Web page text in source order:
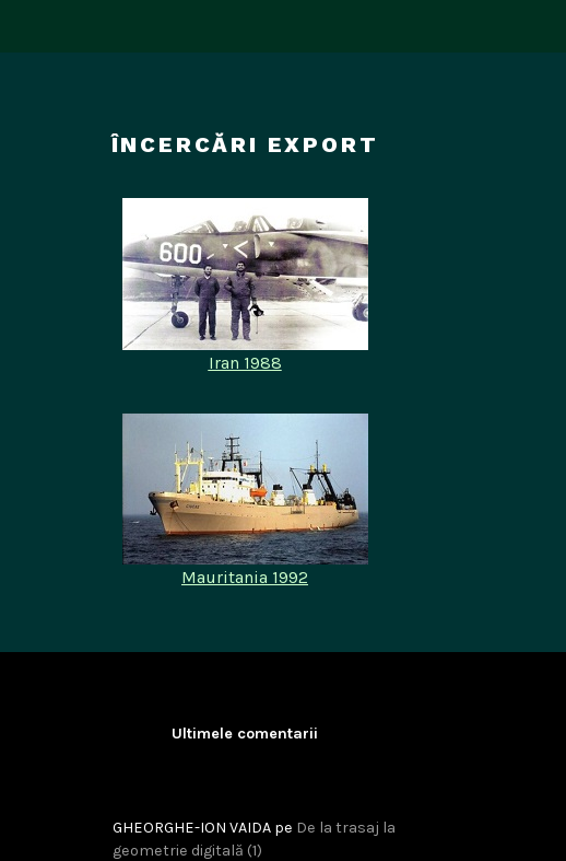
ÎNCERCĂRI EXPORT
Iran 1988
Mauritania 1992
Ultimele comentarii
GHEORGHE-ION VAIDApe De la trasaj la
geometrie digitală (1)